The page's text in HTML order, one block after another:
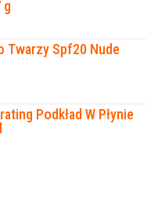
g
Twarzy Spf20 Nude
Podkład W Płynie